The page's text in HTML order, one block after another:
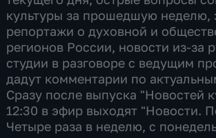
культуры за прошедшую неделю,
репортажи о духовной и
регионов России, новости из-за
студии в разговоре с ведущим
дадут комментарии по
Сразу после выпуска "Новостей
12:30 в эфир выходят "Новости.
Четыре раза в неделю, с